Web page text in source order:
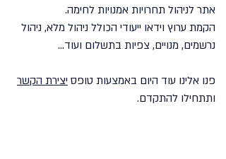
אתר לניהול תחרויות אמנויות לחימה.
הקמת ערוץ וידאו ייעודי הכולל ניהול מלא, ניהול
נרשמים, מנויים, צפיות בתשלום ועוד...
פנו אלינו עוד היום באמצעות טופס יצירת הקשר
ותתחילו להתקדם.